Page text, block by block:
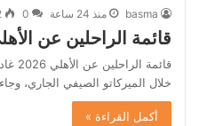
9
Shack (iPhone)
10
(iPhone)
02:55
basma منذ 24 ساعة 0
قائمة الراحلين عن
خلال الميركاتو الصيفي الجاري،
أكمل القراءة »